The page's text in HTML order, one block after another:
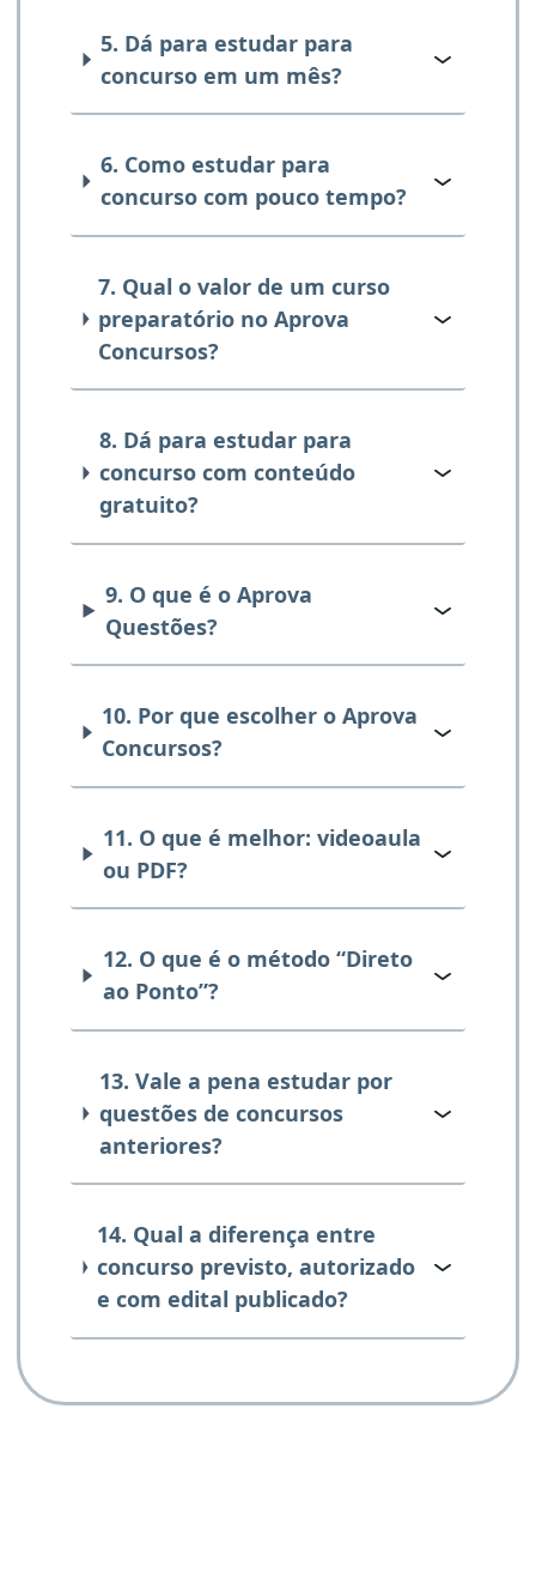
5. Dá para estudar para
concurso em um mês?
6. Como estudar para
concurso com pouco tempo?
7. Qual o valor de um curso
preparatório no Aprova
Concursos?
8. Dá para estudar para
concurso com conteúdo
gratuito?
9. O que é o Aprova
Questões?
10. Por que escolher o Aprova
Concursos?
11. O que é melhor: videoaula
ou PDF?
12. O que é o método “Direto
ao Ponto”?
13. Vale a pena estudar por
questões de concursos
anteriores?
14. Qual a diferença entre
concurso previsto, autorizado
e com edital publicado?